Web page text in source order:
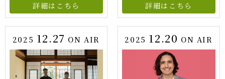
詳細はこちら
詳細はこちら
2025 12.27 ON AIR 2025 12.20 ON AIR